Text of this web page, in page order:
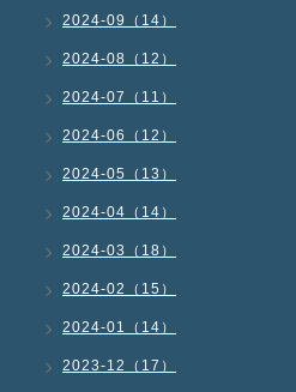
2024-09（14）
2024-08（12）
2024-07（11）
2024-06（12）
2024-05（13）
2024-04（14）
2024-03（18）
2024-02（15）
2024-01（14）
2023-12（17）